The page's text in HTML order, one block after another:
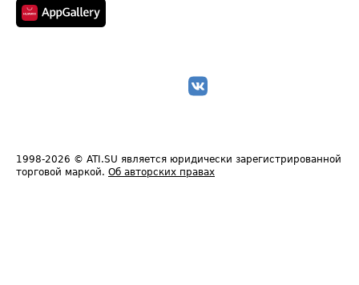
1998-2026 © ATI.SU является юридически зарегистрированной
торговой маркой. Об авторских правах